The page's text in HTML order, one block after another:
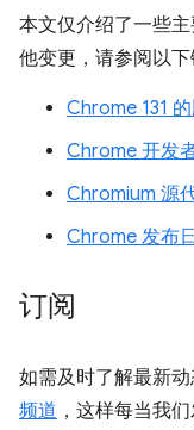
本文仅介绍了一些
他变更，请参阅以下
Chrome 131
Chrome 开发
Chromium 源
Chrome 发布
订阅
如需及时了解最新
频道 ，这样每当我